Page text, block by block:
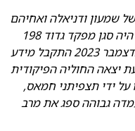
שמעון ודניאלה ואחיהם
של בר שלומי אוראל נווה ועילאי, דביר היה סגן מפקד גדוד 198
בחטיבה 460 (חטיבת בני אור), ב-27 בדצמבר 2023 התקבל מידע
יצאה החוליה הפיקודית
על ידי תצפיתני חמאס,
גבוהה ספג את מרב